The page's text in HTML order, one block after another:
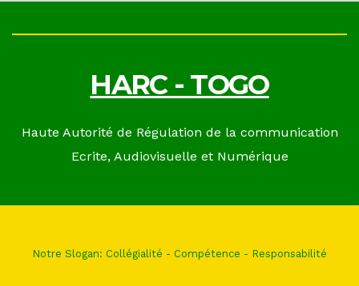
HARC - TOGO
Haute Autorité de Régulation de la communication
Ecrite, Audiovisuelle et Numérique
Notre Slogan: Collégialité - Compétence - Responsabilité